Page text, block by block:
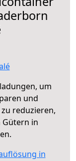
um
und
reduzieren,
in
in